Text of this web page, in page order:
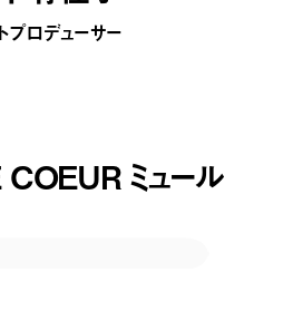
プロデューサー
ミュール